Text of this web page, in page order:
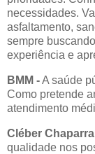
necessidades.
asfaltamento,
sempre
experiência e
BMM -A saúde
Como pretende
atendimento
Cléber
qualidade nos